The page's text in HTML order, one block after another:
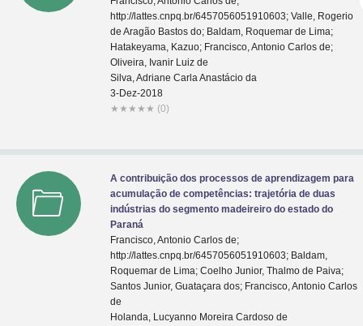
http://lattes.cnpq.br/6457056051910603; Valle, Rogerio
de Aragão Bastos do; Baldam, Roquemar de Lima;
Hatakeyama, Kazuo; Francisco, Antonio Carlos de;
Oliveira, Ivanir Luiz de
Silva, Adriane Carla Anastácio da
3-Dez-2018
★ ★ ★ ★ ★ (0)
A contribuição dos processos de aprendizagem para
acumulação de competências: trajetória de duas
indústrias do segmento madeireiro do estado do
Paraná
Francisco, Antonio Carlos de;
http://lattes.cnpq.br/6457056051910603; Baldam,
Roquemar de Lima; Coelho Junior, Thalmo de Paiva;
Santos Junior, Guataçara dos; Francisco, Antonio Carlos
de
Holanda, Lucyanno Moreira Cardoso de